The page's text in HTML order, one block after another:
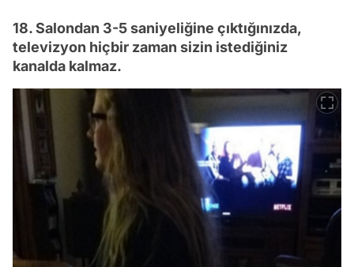
18. Salondan 3-5 saniyeliğine çıktığınızda,
televizyon hiçbir zaman sizin istediğiniz
kanalda kalmaz.